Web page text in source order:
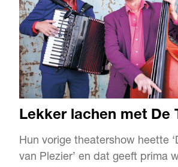
Lekker lachen
Hun vorige theatershow heette
van Plezier’ en dat geeft prima